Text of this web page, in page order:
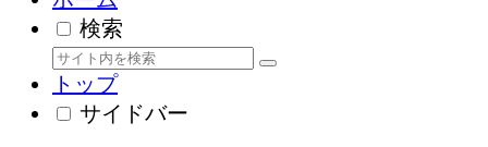
検索
トップ
サイドバー